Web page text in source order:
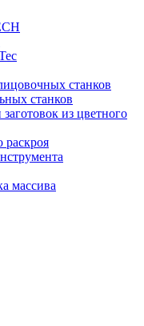
станков
станков
из цветного
массива